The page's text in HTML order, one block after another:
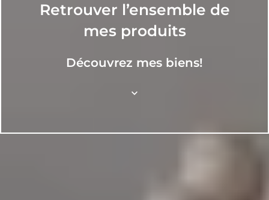
Retrouver l’ensemble de
mes produits
Découvrez mes biens!